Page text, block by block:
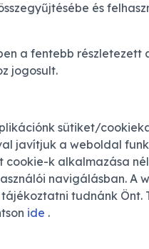
és
a fentebb részletezett
jogosult.
sütiket/
javítjuk a weboldal
k alkalmazása
navigálásban. A
tudnánk
ide .